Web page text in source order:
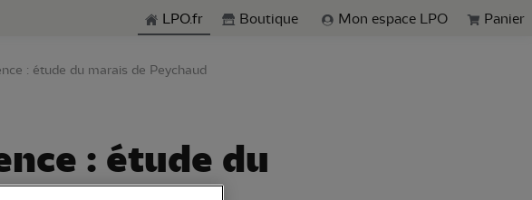
Aller à la rechercheLPO.fr Boutique Mon espace LPO Panier
: étude du marais de Peychaud
: étude du